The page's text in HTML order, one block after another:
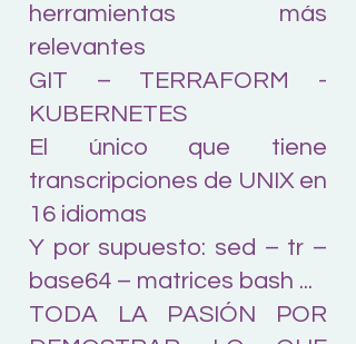
herramientas más
relevantes
GIT – TERRAFORM -
KUBERNETES
El único que tiene
transcripciones de UNIX en
16 idiomas
Y por supuesto: sed – tr –
base64 – matrices bash ...
TODA LA PASIÓN POR